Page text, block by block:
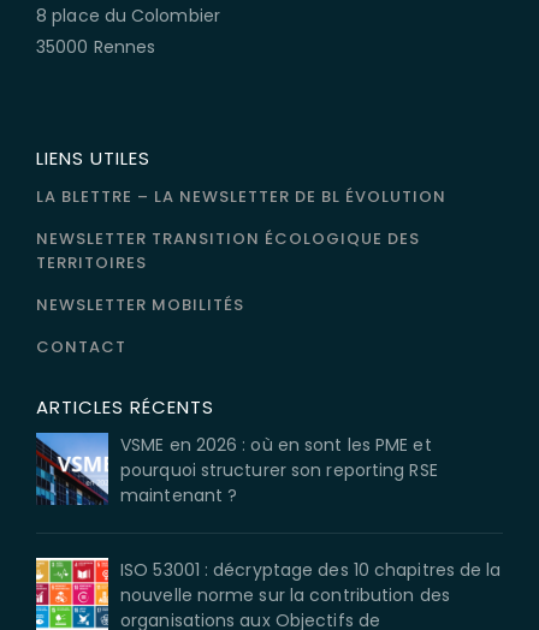
8 place du Colombier
35000 Rennes
LIENS UTILES
LA BLETTRE – LA NEWSLETTER DE BL ÉVOLUTION
NEWSLETTER TRANSITION ÉCOLOGIQUE DES
TERRITOIRES
NEWSLETTER MOBILITÉS
CONTACT
ARTICLES RÉCENTS
VSME en 2026 : où en sont les PME et
pourquoi structurer son reporting RSE
maintenant ?
ISO 53001 : décryptage des 10 chapitres de la
nouvelle norme sur la contribution des
organisations aux Objectifs de